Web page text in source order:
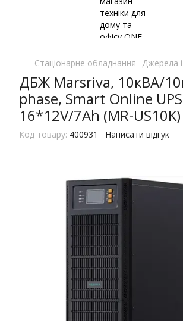
Стаціонарне обладнання Джерела
ДБЖ Marsriva, 10кВА/
phase, Smart Online
16*12V/7Ah (MR-US10K)
Код товару: 400931 Написати відгук